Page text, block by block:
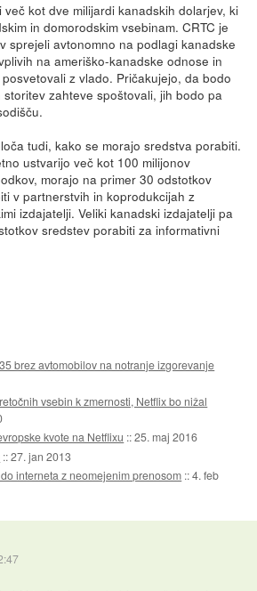
kot dve milijardi kanadskih dolarjev, ki
in domorodskim vsebinam. CRTC je
sprejeli avtonomno na podlagi kanadske
na ameriško-kanadske odnose in
z vlado. Pričakujejo, da bodo
zahteve spoštovali, jih bodo pa
tudi, kako se morajo sredstva porabiti.
ustvarijo več kot 100 milijonov
morajo na primer 30 odstotkov
v partnerstvih in koprodukcijah z
izdajatelji. Veliki kanadski izdajatelji pa
sredstev porabiti za informativni
brez avtomobilov na notranje izgorevanje
vsebin k zmernosti, Netflix bo nižal
kvote na Netflixu ::25. maj 2016
::27. jan 2013
interneta z neomejenim prenosom ::4. feb